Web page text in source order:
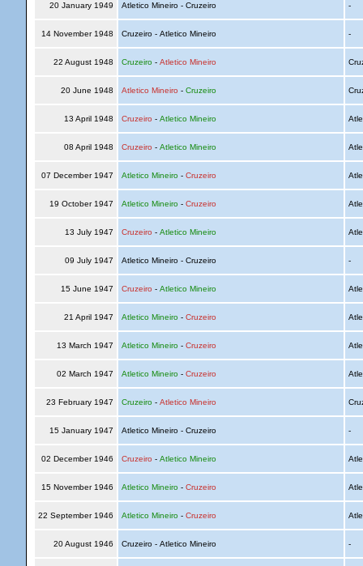
20 January 1949 Atletico Mineiro - Cruzeiro -
14 November 1948 Cruzeiro - Atletico Mineiro -
22 August 1948 Cruzeiro- Atletico Mineiro
20 June 1948 Atletico Mineiro - Cruzeiro
13 April 1948 Cruzeiro - Atletico Mineiro
08 April 1948 Cruzeiro - Atletico Mineiro
07 December 1947 Atletico Mineiro- Cruzeiro
19 October 1947 Atletico Mineiro- Cruzeiro
13 July 1947 Cruzeiro - Atletico Mineiro
09 July 1947 Atletico Mineiro - Cruzeiro -
15 June 1947 Cruzeiro - Atletico Mineiro
21 April 1947 Atletico Mineiro- Cruzeiro
13 March 1947 Atletico Mineiro- Cruzeiro
02 March 1947 Atletico Mineiro- Cruzeiro
23 February 1947 Cruzeiro- Atletico Mineiro
15 January 1947 Atletico Mineiro - Cruzeiro -
02 December 1946 Cruzeiro - Atletico Mineiro
15 November 1946 Atletico Mineiro- Cruzeiro
22 September 1946 Atletico Mineiro- Cruzeiro
20 August 1946 Cruzeiro - Atletico Mineiro -